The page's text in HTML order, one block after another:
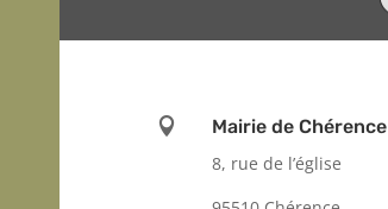

Mairie de Chérence
8, rue de l’église